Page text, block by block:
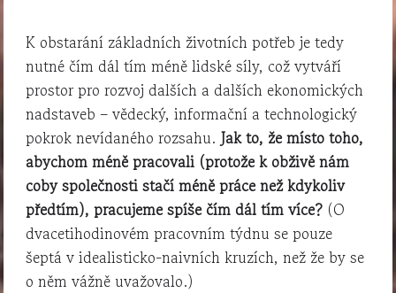
K obstarání základních životních potřeb je tedy
nutné čím dál tím méně lidské síly, což vytváří
prostor pro rozvoj dalších a dalších ekonomických
nadstaveb – vědecký, informační a technologický
pokrok nevídaného rozsahu. Jak to, že místo toho,
abychom méně pracovali (protože k obživě nám
coby společnosti stačí méně práce než kdykoliv
předtím), pracujeme spíše čím dál tím více? (O
dvacetihodinovém pracovním týdnu se pouze
šeptá v idealisticko-naivních kruzích, než že by se
o něm vážně uvažovalo.)